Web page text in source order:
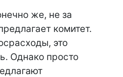
же, не за
комитет.
это
Однако просто